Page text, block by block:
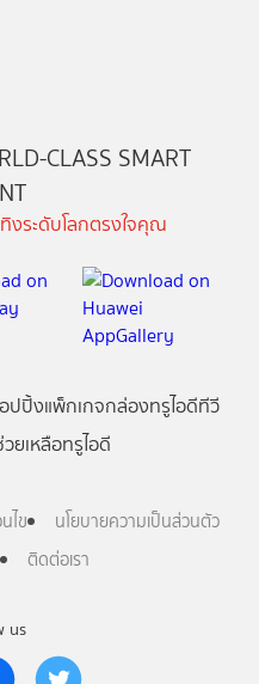
us
CLASS SMART
งระดับโลกตรงใจคุณ
ปปิ้งแพ็กเกจกล่องทรูไอดีทีวี
ยเหลือทรูไอดี
ไข
นโยบายความเป็นส่วนตัว
ติดต่อเรา